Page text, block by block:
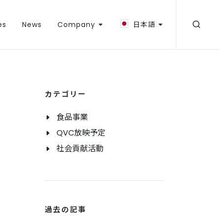
News Company 日本語
カテゴリー
食品事業
QVC放映予定
社会貢献活動
過去の記事